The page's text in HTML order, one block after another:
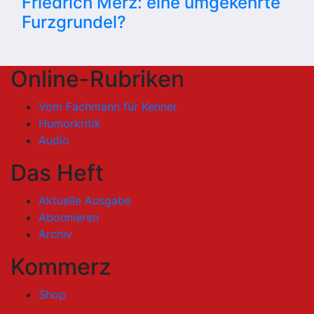
Furzgrundel?
Online-Rubriken
Vom Fachmann für Kenner
Humorkritik
Audio
Das Heft
Aktuelle Ausgabe
Abonnieren
Archiv
Kommerz
Shop